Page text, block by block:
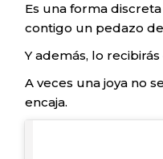
Es una forma
contigo un pedazo
Y además, lo
A veces una joya no
encaja.